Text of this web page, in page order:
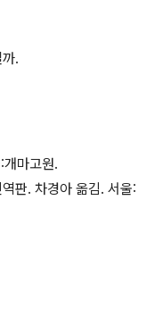
.
개마고원.
판. 차경아 옮김. 서울: